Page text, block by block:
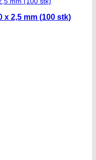
x 2,5 mm (100 stk)